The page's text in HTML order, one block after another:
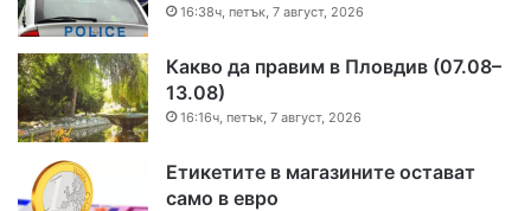
16:38ч, петък, 7 август, 2026
Какво да правим в Пловдив (07.08–
13.08)
16:16ч, петък, 7 август, 2026
Етикетите в магазините остават
само в евро